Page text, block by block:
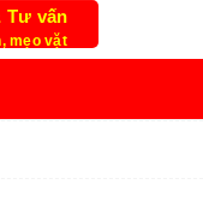
Tư vấn
mẹo vặt